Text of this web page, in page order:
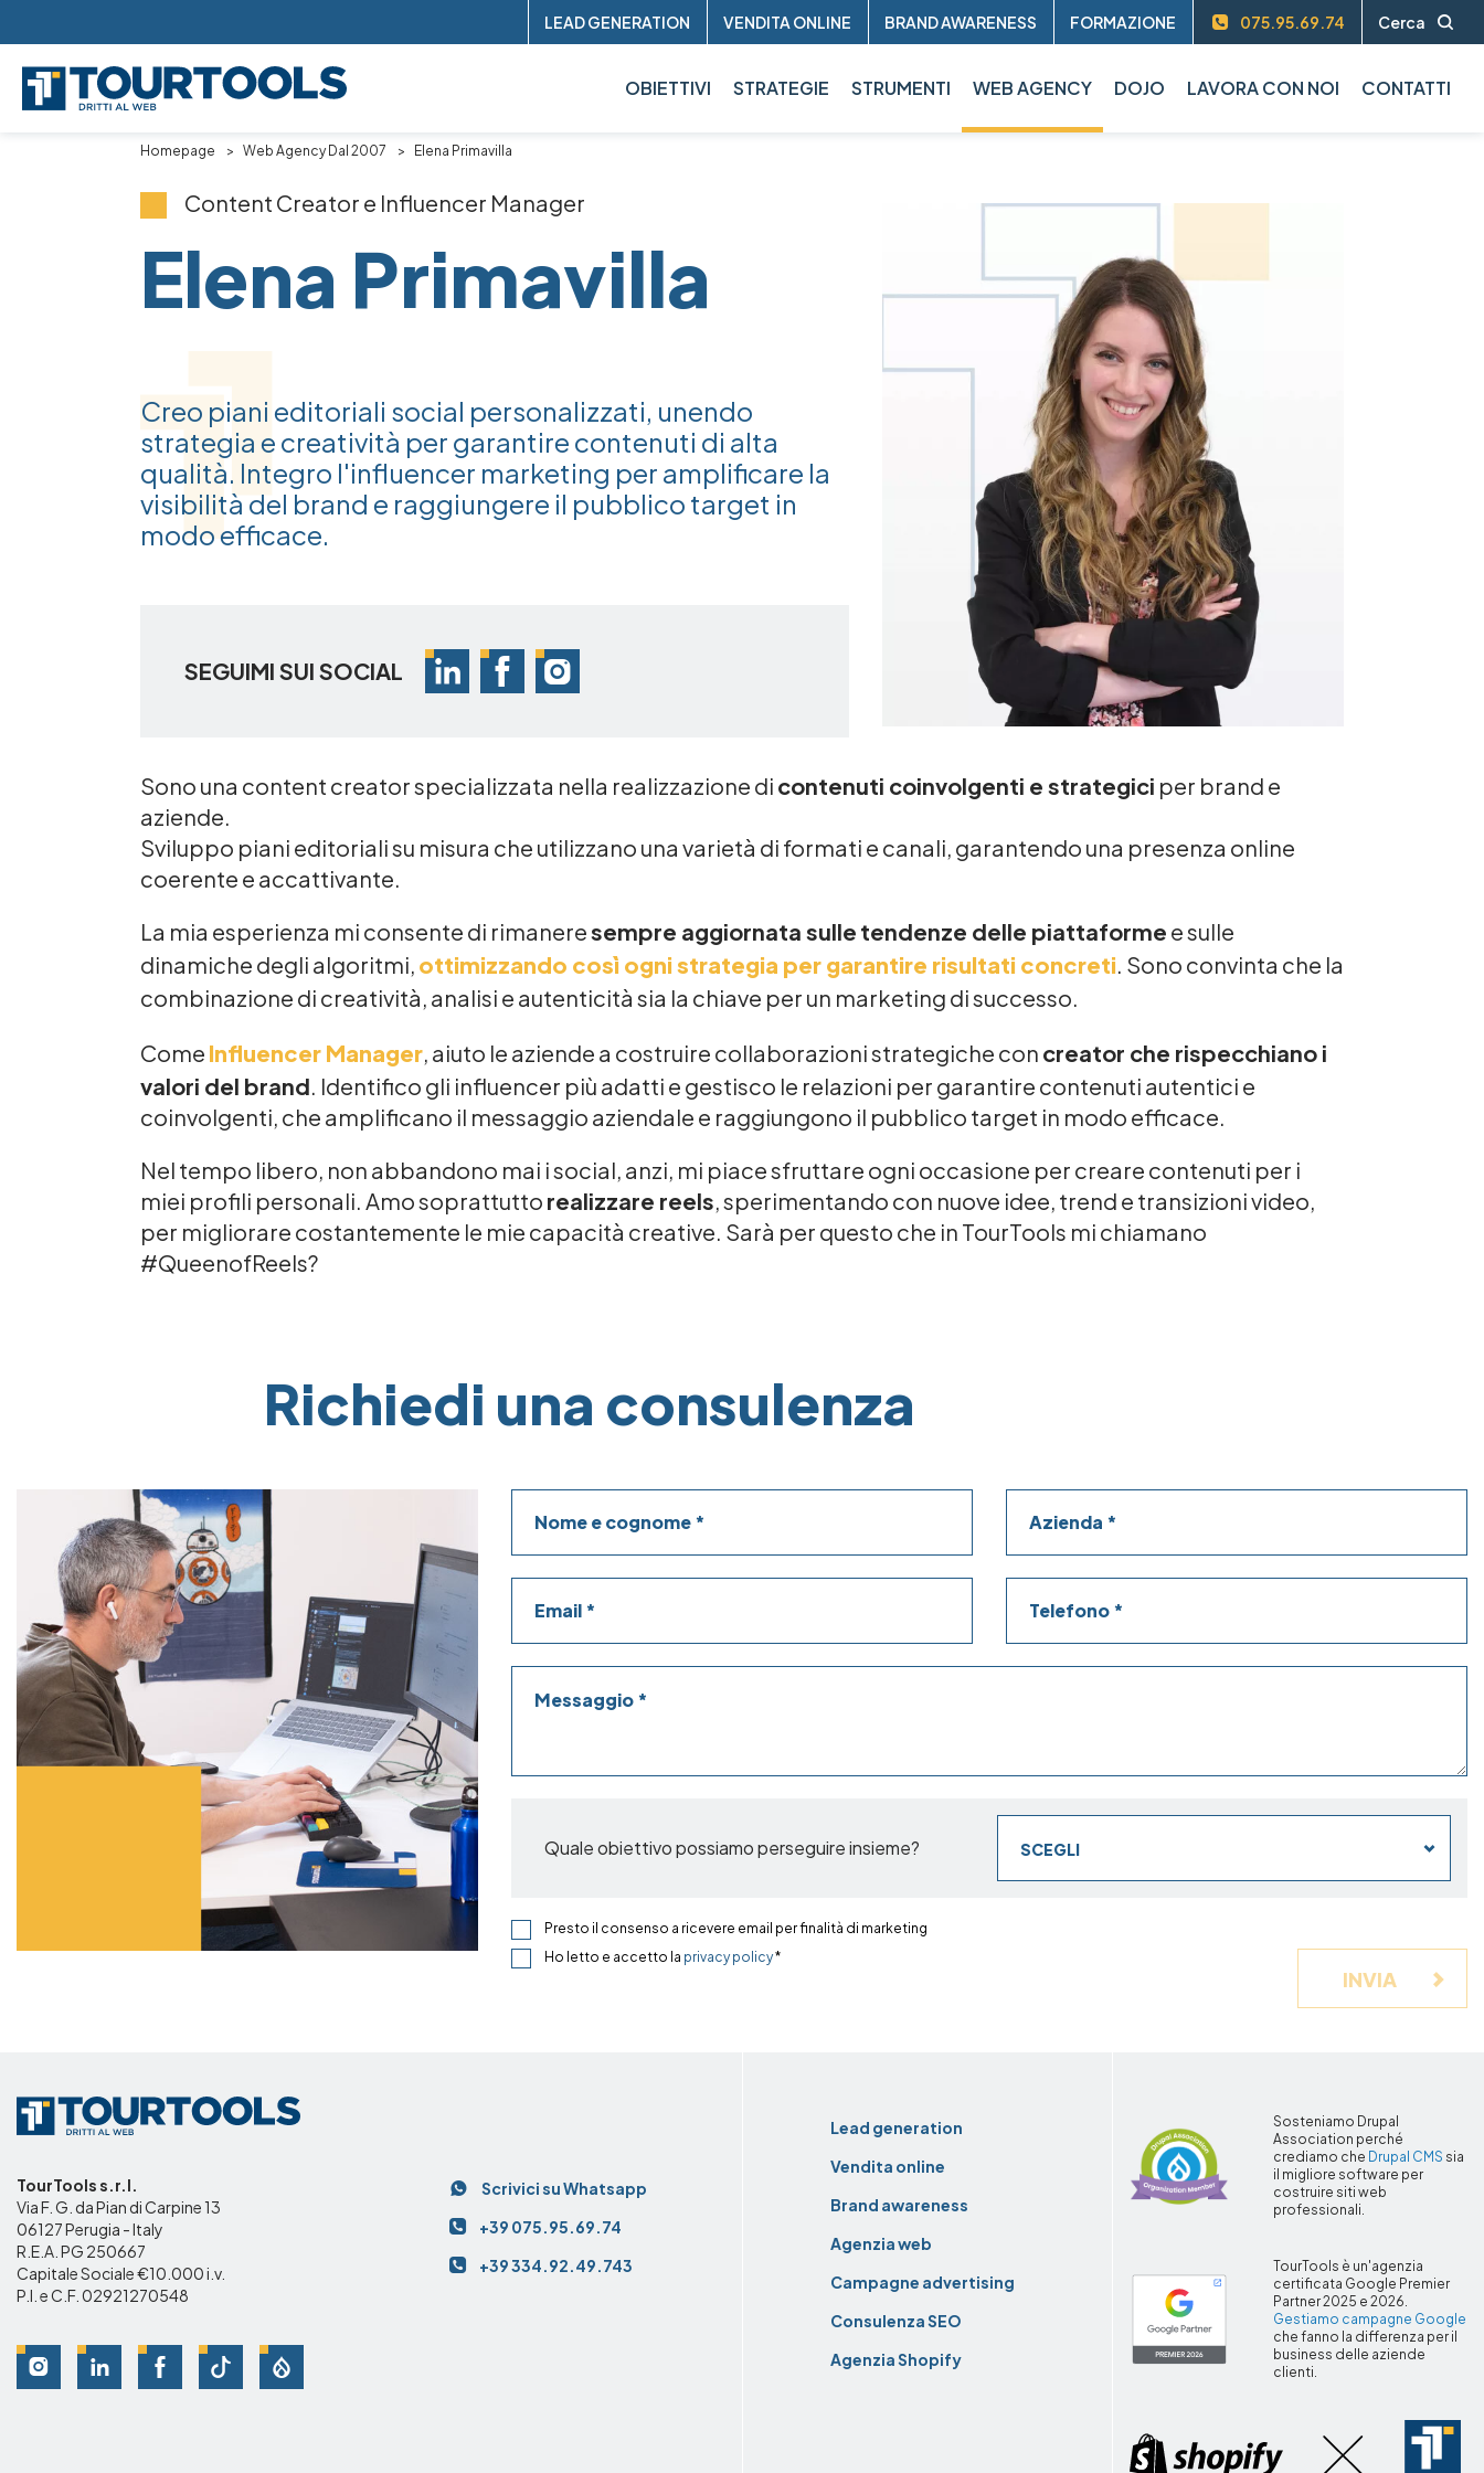
Skip to main contentBreadcrumb
Homepage Web Agency Dal 2007 Elena Primavilla
Content Creator e Influencer Manager
Elena Primavilla
Creo piani editoriali social personalizzati, unendo
strategia e creatività per garantire contenuti di alta
qualità. Integro l'influencer marketing per amplificare la
visibilità del brand e raggiungere il pubblico target in
modo efficace.
SEGUIMI SUI SOCIAL
Sono una content creator specializzata nella realizzazione di contenuti coinvolgenti e strategici per brand e
aziende.
Sviluppo piani editoriali su misura che utilizzano una varietà di formati e canali, garantendo una presenza online
coerente e accattivante.
La mia esperienza mi consente di rimaneresempre aggiornata sulle tendenze delle piattaforme e sulle
dinamiche degli algoritmi, ottimizzando così ogni strategia per garantire risultati concreti. Sono convinta che la
combinazione di creatività, analisi e autenticità sia la chiave per un marketing di successo.
Come Influencer Manager, aiuto le aziende a costruire collaborazioni strategiche con creator che rispecchiano i
valori del brand. Identifico gli influencer più adatti e gestisco le relazioni per garantire contenuti autentici e
coinvolgenti, che amplificano il messaggio aziendale e raggiungono il pubblico target in modo efficace.
Nel tempo libero, non abbandono mai i social, anzi, mi piace sfruttare ogni occasione per creare contenuti per i
miei profili personali. Amo soprattutto realizzare reels, sperimentando con nuove idee, trend e transizioni video,
per migliorare costantemente le mie capacità creative. Sarà per questo che in TourTools mi chiamano
#QueenofReels?
Richiedi una consulenza
Quale obiettivo possiamo perseguire insieme? SCEGLI
Presto il consenso a ricevere email per finalità di marketing
Ho letto e accetto la privacy policy*
INVIA
TourTools s.r.l.
Via F. G. da Pian di Carpine 13
06127 Perugia - Italy
R.E.A. PG 250667
Capitale Sociale €10.000 i.v.
P.I. e C.F. 02921270548
Social
Contatti
Scrivici su Whatsapp
+39 075.95.69.74
+39 334.92.49.743
Footer
Lead generation
Vendita online
Brand awareness
Agenzia web
Campagne advertising
Consulenza SEO
Agenzia Shopify
Sosteniamo Drupal
Association perché
crediamo che Drupal CMS sia
il migliore software per
costruire siti web
professionali.
TourTools è un'agenzia
certificata Google Premier
Partner 2025 e 2026.
Gestiamo campagne Google
che fanno la differenza per il
business delle aziende
clienti.
Header
sup
LEAD GENERATION VENDITA ONLINE BRAND AWARENESS FORMAZIONE 075.95.69.74 Cerca
OBIETTIVI STRATEGIE STRUMENTI WEB AGENCY DOJO LAVORA CON NOI CONTATTI